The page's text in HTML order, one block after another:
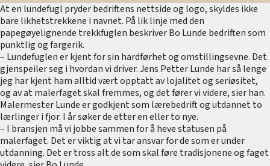
At en lundefugl pryder bedriftens nettside og logo, skyldes ikke
bare likhetstrekkene i navnet. På lik linje med den
papegøyelignende trekkfuglen beskriver Bo Lunde bedriften som
punktlig og fargerik.
– Lundefuglen er kjent for sin hardførhet og omstillingsevne. Det
gjenspeiler seg i hvordan vi driver. Jens Petter Lunde har så lenge
jeg har kjent ham alltid vært opptatt av lojalitet og seriøsitet,
og av at malerfaget skal fremmes, og det fører vi videre, sier han.
Malermester Lunde er godkjent som lærebedrift og utdannet to
lærlinger i fjor. I år søker de etter en eller to nye.
– I bransjen må vi jobbe sammen for å heve statusen på
malerfaget. Det er viktig at vi tar ansvar for de som er under
utdanning. Det er tross alt de som skal føre tradisjonene og faget